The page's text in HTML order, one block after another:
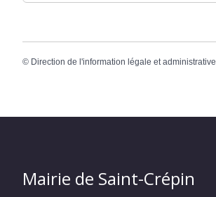
© Direction de l'information légale et administrative
Mairie de Saint-Crépin